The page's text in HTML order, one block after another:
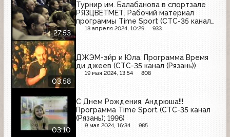
27:53
Турнир им. Балабанова в спортзале
РЯЗЦВЕТМЕТ. Рабочий материал
программы Time Sport (СТС-35 канал
(Рязань); 1996)
18 апреля 2024, 10:29 933
03:58
ДЖЭМ-эйр и Юла. Программа Время
ди джеев (СТС-35 канал (Рязань))
19 мая 2024, 13:54 808
03:10
С Днем Рождения, Андрюша!!!
Программа Time Sport (СТС-35 канал
(Рязань); 1996)
9 мая 2024, 16:34 985